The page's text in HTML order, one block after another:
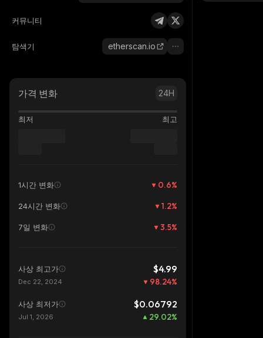
커뮤니티
탐색기 etherscan.io
가격 변화 24H
최저 최고
1시간 변화 0.6%
24시간 변화 1.2%
7일 변화 3.5%
사상 최고가 $4.99
Dec 22, 2024 98.24%
사상 최저가 $0.06792
Jul 1, 2026 29.02%